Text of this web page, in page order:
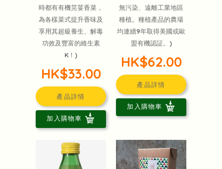
時都有有機芫荽香菜，
為各樣菜式提升香味及
享用其超級養生、解毒
功效及豐富的維生素
K！)
HK$33.00
產品詳情
加入購物車
無污染、遠離工業地區
種植。種植產品的農場
均連續9年取得美國或歐
盟有機認証。)
HK$62.00
產品詳情
加入購物車